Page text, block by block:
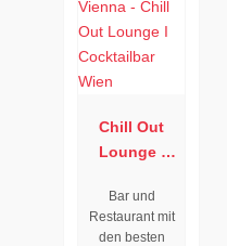
Chill Out
Lounge I
Wien
Bar und
Restaurant mit
den besten